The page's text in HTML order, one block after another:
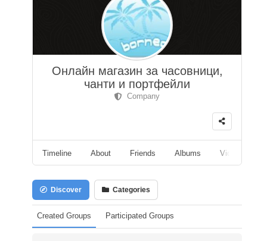
Онлайн магазин за часовници,
чанти и портфейли
Company
Timeline About Friends Albums Videos
Discover Categories
Created Groups Participated Groups